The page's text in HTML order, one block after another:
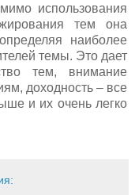
использования
тем она
наиболее
темы. Это дает
тем, внимание
доходность – все
и их очень легко